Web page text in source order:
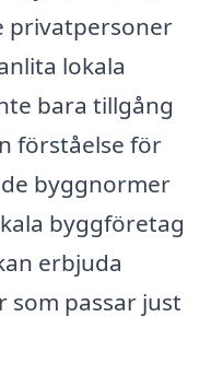
privatpersoner
lokala
bara tillgång
förståelse för
byggnormer
byggföretag
erbjuda
som passar just